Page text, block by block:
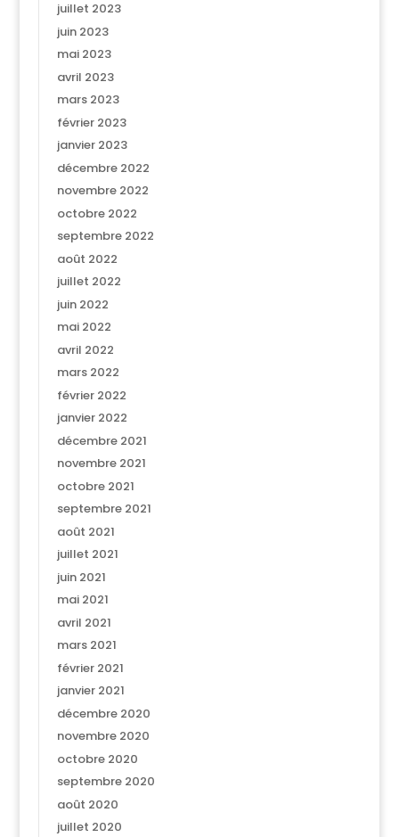
juillet 2023
juin 2023
mai 2023
avril 2023
mars 2023
février 2023
janvier 2023
décembre 2022
novembre 2022
octobre 2022
septembre 2022
août 2022
juillet 2022
juin 2022
mai 2022
avril 2022
mars 2022
février 2022
janvier 2022
décembre 2021
novembre 2021
octobre 2021
septembre 2021
août 2021
juillet 2021
juin 2021
mai 2021
avril 2021
mars 2021
février 2021
janvier 2021
décembre 2020
novembre 2020
octobre 2020
septembre 2020
août 2020
juillet 2020